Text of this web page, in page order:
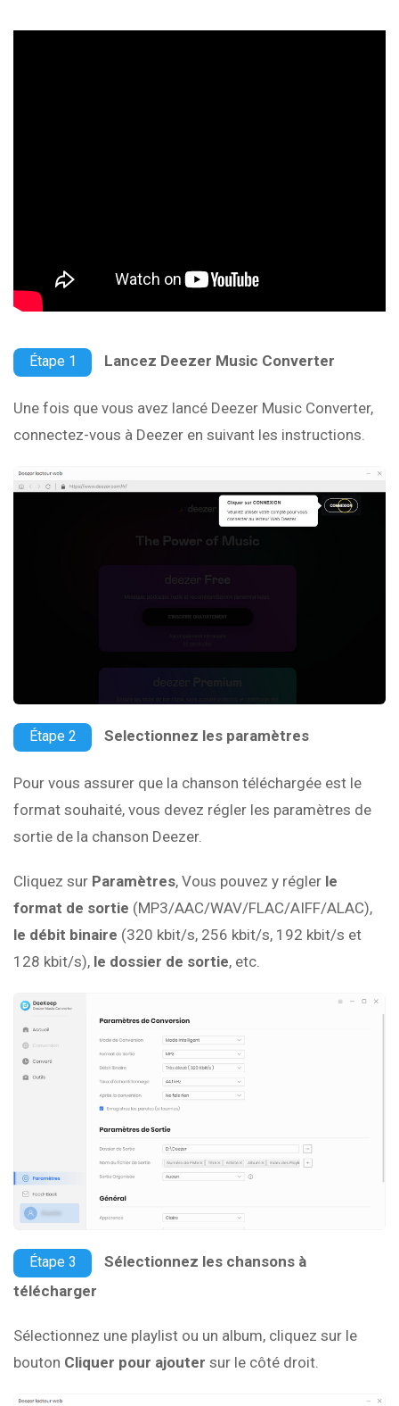
Étape 1 Lancez Deezer Music Converter
Une fois que vous avez lancé Deezer Music Converter,
connectez-vous à Deezer en suivant les instructions.
Étape 2 Selectionnez les paramètres
Pour vous assurer que la chanson téléchargée est le
format souhaité, vous devez régler les paramètres de
sortie de la chanson Deezer.
Cliquez sur Paramètres, Vous pouvez y régler le
format de sortie (MP3/AAC/WAV/FLAC/AIFF/ALAC),
le débit binaire (320 kbit/s, 256 kbit/s, 192 kbit/s et
128 kbit/s), le dossier de sortie, etc.
Étape 3
Sélectionnez les chansons à
télécharger
Sélectionnez une playlist ou un album, cliquez sur le
bouton Cliquer pour ajouter sur le côté droit.